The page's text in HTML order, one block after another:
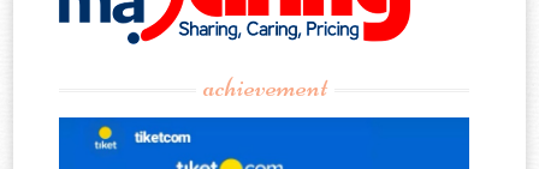
achievement